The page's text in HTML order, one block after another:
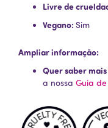
Livre de
Vegano: Sim
Ampliar informação:
Quer saber
a nossa Guia